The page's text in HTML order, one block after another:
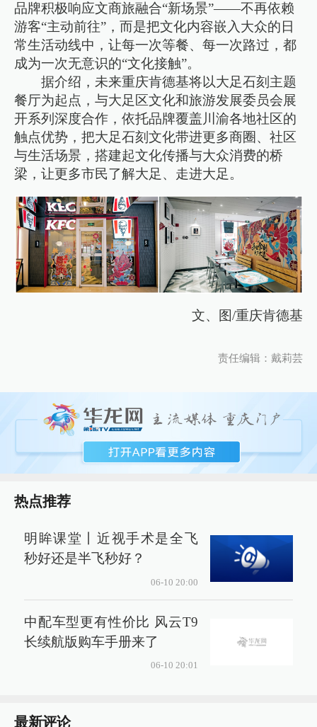
品牌积极响应文商旅融合“新场景”——不再依赖
游客“主动前往”，而是把文化内容嵌入大众的日
常生活动线中，让每一次等餐、每一次路过，都
成为一次无意识的“文化接触”。
据介绍，未来重庆肯德基将以大足石刻主题
餐厅为起点，与大足区文化和旅游发展委员会展
开系列深度合作，依托品牌覆盖川渝各地社区的
触点优势，把大足石刻文化带进更多商圈、社区
与生活场景，搭建起文化传播与大众消费的桥
梁，让更多市民了解大足、走进大足。
文、图/重庆肯德基
责任编辑：戴莉芸
热点推荐
明眸课堂丨近视手术是全飞
秒好还是半飞秒好？
06-10 20:00
中配车型更有性价比 风云T9
长续航版购车手册来了
06-10 20:01
最新评论